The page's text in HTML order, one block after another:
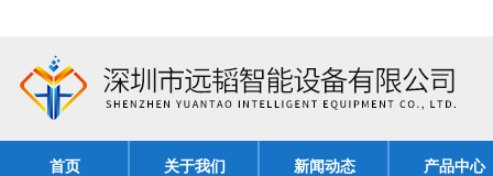
首页 关于我们 新闻动态 产品中心